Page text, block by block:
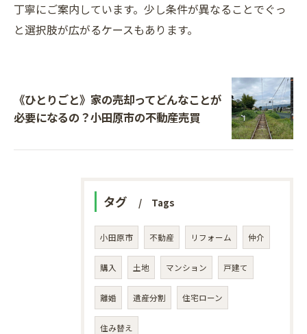
丁寧にご案内しています。少し条件が異なることでぐっ
と選択肢が広がるケースもあります。
《ひとりごと》家の売却ってどんなことが
必要になるの？小田原市の不動産売買
タグ Tags
小田原市 不動産 リフォーム 仲介
購入 土地 マンション 戸建て
離婚 遺産分割 住宅ローン
住み替え